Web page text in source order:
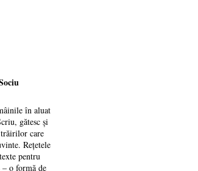
în aluat
gătesc și
trăirilor care
Rețetele
pentru
o formă de